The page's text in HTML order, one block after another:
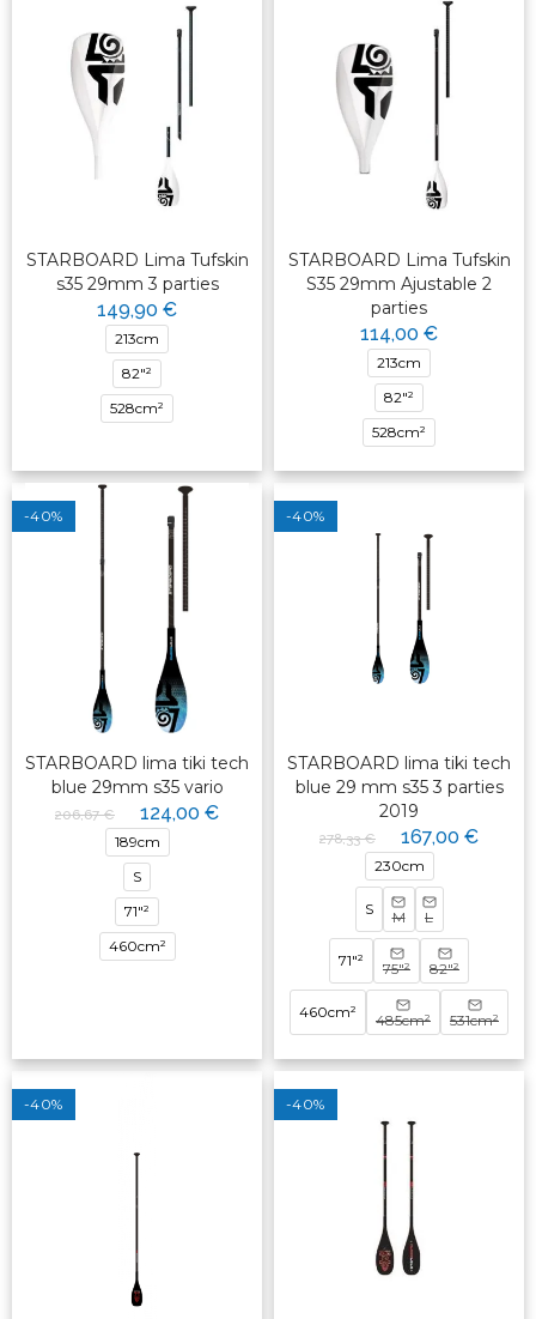
STARBOARD Lima Tufskin
s35 29mm 3 parties
149,90 €
213cm
82"²
528cm²
STARBOARD Lima Tufskin
S35 29mm Ajustable 2
parties
114,00 €
213cm
82"²
528cm²
-40%
STARBOARD lima tiki tech
blue 29mm s35 vario
206,67 € 124,00 €
189cm
S
71"²
460cm²
-40%
STARBOARD lima tiki tech
blue 29 mm s35 3 parties
2019
278,33 € 167,00 €
230cm
S M L
71"² 75"² 82"²
460cm² 485cm² 531cm²
-40% -40%